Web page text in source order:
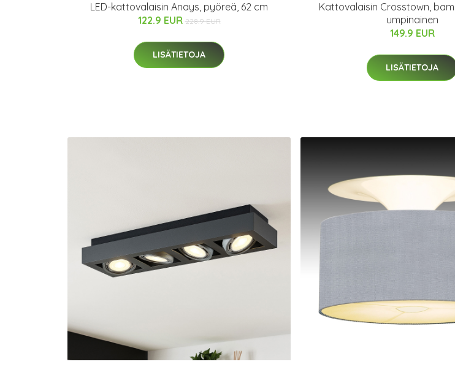
LED-kattovalaisin Anays, pyöreä, 62 cm
122.9 EUR 228.9 EUR
LISÄTIETOJA
Kattovalaisin Crosstown,
umpinainen
149.9 EUR
LISÄTIETOJA